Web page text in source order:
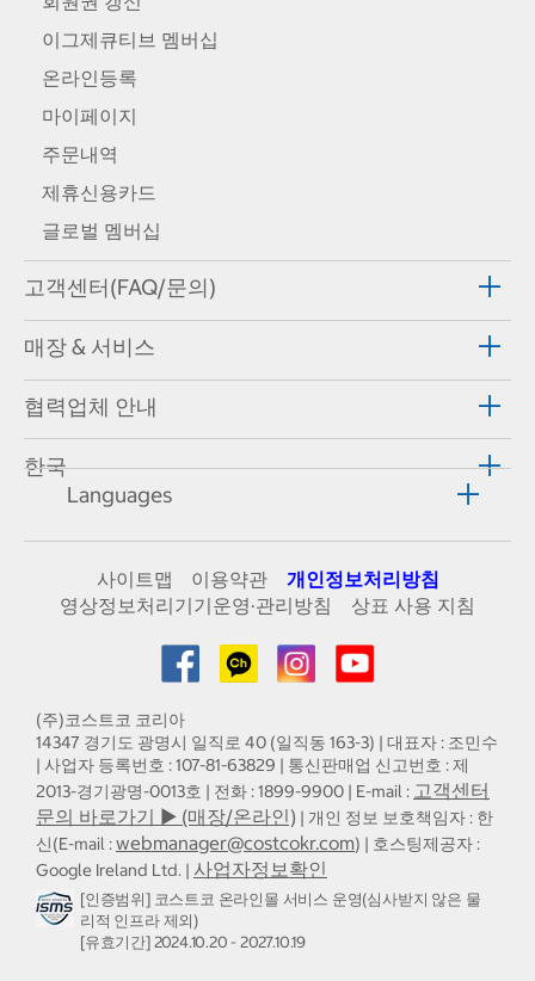
이그제큐티브 멤버십
온라인등록
마이페이지
주문내역
제휴신용카드
글로벌 멤버십
고객센터(FAQ/문의)
매장 & 서비스
협력업체 안내
한국
Languages
사이트맵 이용약관
개인정보처리방침
영상정보처리기기운영·관리방침
상표 사용 지침
(주)코스트코 코리아
14347 경기도 광명시 일직로 40 (일직동 163-3) | 대표자 : 조민수
| 사업자 등록번호 : 107-81-63829 | 통신판매업 신고번호 : 제
2013-경기광명-0013호 | 전화 : 1899-9900 | E-mail : 고객센터
문의 바로가기 ▶ (매장/온라인) | 개인 정보 보호책임자 : 한
신(E-mail :webmanager@costcokr.com) | 호스팅제공자 :
Google Ireland Ltd. | 사업자정보확인
[인증범위] 코스트코 온라인몰 서비스 운영(심사받지 않은 물
리적 인프라 제외)
[유효기간] 2024.10.20 - 2027.10.19